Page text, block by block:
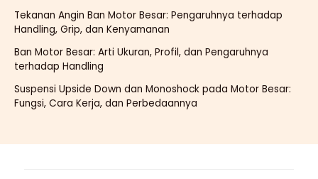
Tekanan Angin Ban Motor Besar: Pengaruhnya terhadap
Handling, Grip, dan Kenyamanan
Ban Motor Besar: Arti Ukuran, Profil, dan Pengaruhnya
terhadap Handling
Suspensi Upside Down dan Monoshock pada Motor Besar:
Fungsi, Cara Kerja, dan Perbedaannya